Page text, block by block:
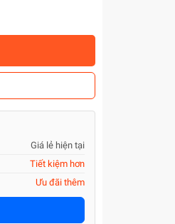
Giá lẻ hiện tại
Tiết kiệm hơn
Ưu đãi thêm